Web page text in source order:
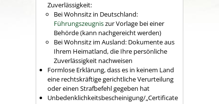
Zuverlässigkeit:
Bei Wohnsitz in Deutschland:
Führungszeugniszur Vorlage bei einer
Behörde (kann nachgereicht werden)
Bei Wohnsitz im Ausland: Dokumente aus
Ihrem Heimatland, die Ihre persönliche
Zuverlässigkeit nachweisen
Formlose Erklärung, dass es in keinem Land
eine rechtskräftige gerichtliche Verurteilung
oder einen Strafbefehl gegeben hat
Unbedenklichkeitsbescheinigung/„Certificate